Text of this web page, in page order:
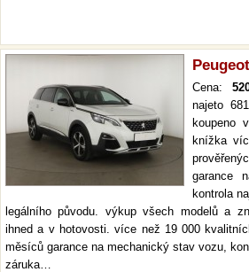
Cena:
najeto
koupeno
knížka
garance
kontrola
legálního původu. výkup všech modelů a
ihned a v hotovosti. více než 19 000
měsíců garance na mechanický stav vozu,
záruka…